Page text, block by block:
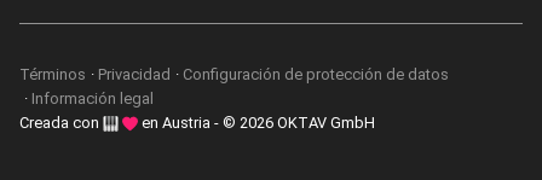
Términos Privacidad
Configuración de protección de datos
Información legal
Creada con
en Austria - © 2026 OKTAV GmbH